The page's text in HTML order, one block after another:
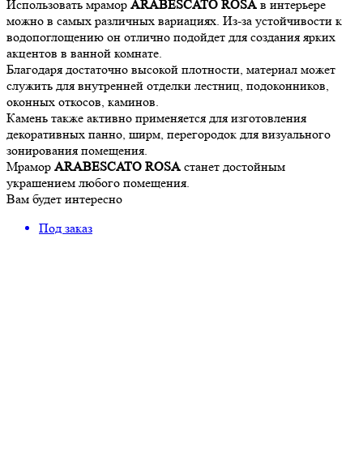
Использовать мрамор ARABESCATO ROSA в интерьере
можно в самых различных вариациях. Из-за устойчивости к
водопоглощению он отлично подойдет для создания ярких
акцентов в ванной комнате.
Благодаря достаточно высокой плотности, материал может
служить для внутренней отделки лестниц, подоконников,
оконных откосов, каминов.
Камень также активно применяется для изготовления
декоративных панно, ширм, перегородок для визуального
зонирования помещения.
Мрамор ARABESCATO ROSA станет достойным
украшением любого помещения.
Вам будет интересно
Под заказ